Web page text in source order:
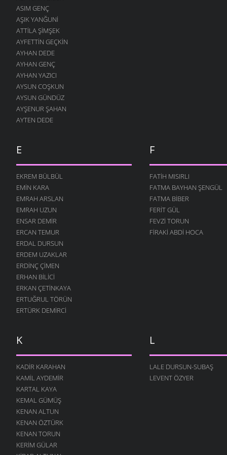
5 MART 2006
BİZİM AĞA
5 MART 2006
KARA TOPRAK
5 MART 2006
İSTANBOL
5 MART 2006
GÜZEL – ÇİRKİN
5 MART 2006
5 MART 2006
BOŞ BU DÜNYA
5 MART 2006
ALI
5 MART 2006
ZAMAN
5 MART 2006
ÖĞRETMEN
5 MART 2006
HERKES BURADADIR
5 MART 2006
İŞTE ÖYLE BİR ÇOCUK
DUVAR
5 MART 2006
ANASINI SATEM
5 MART 2006
O ZAMAN YAZDIM
5 MART 2006
YANLIŞ VAR
5 MART 2006
DOMUZ
4 MART 2006
ASIM GENÇ
AŞIK YANĞUNI
ATTILA ŞIMŞEK
AYFETTIN GEÇKIN
AYHAN DEDE
AYHAN GENÇ
AYHAN YAZICI
AYSUN COŞKUN
AYSUN GÜNDÜZ
AYŞENUR ŞAHAN
AYTEN DEDE
E
EKREM BÜLBÜL
EMIN KARA
EMRAH ARSLAN
EMRAH UZUN
ENSAR DEMIR
ERCAN TEMUR
ERDAL DURSUN
ERDEM UZAKLAR
ERDINÇ ÇIMEN
ERHAN BILICI
ERKAN ÇETINKAYA
ERTUĞRUL TÖRÜN
ERTÜRK DEMIRCI
F
FATIH MISIRLI
FATMA BAYHAN ŞENGÜL
FATMA BIBER
FERIT GÜL
FEVZI TORUN
FIRAKI ABDI HOCA
K
KADIR KARAHAN
KAMIL AYDEMIR
KARTAL KAYA
KEMAL GÜMÜŞ
KENAN ALTUN
KENAN ÖZTÜRK
KENAN TORUN
KERIM GÜLAR
L
LALE DURSUN-SUBAŞ
LEVENT ÖZYER